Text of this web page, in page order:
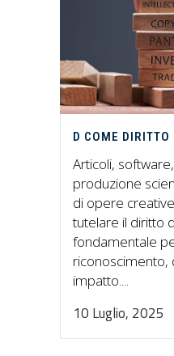
D COME DIRITTO
Articoli,
produzione
di opere
tutelare il diritto
fondamentale
riconoscimento,
impatto....
10 Luglio, 2025